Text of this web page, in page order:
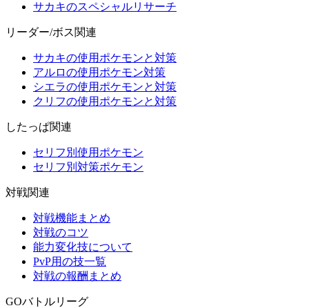
サカキのスペシャルリサーチ
リーダー/ボス関連
サカキの使用ポケモンと対策
アルロの使用ポケモン対策
シエラの使用ポケモンと対策
クリフの使用ポケモンと対策
したっぱ関連
セリフ別使用ポケモン
セリフ別対策ポケモン
対戦関連
対戦機能まとめ
対戦のコツ
能力変化技について
PvP用の技一覧
対戦の報酬まとめ
GOバトルリーグ